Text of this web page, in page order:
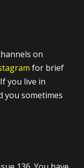
on
for brief
you live in
you sometimes